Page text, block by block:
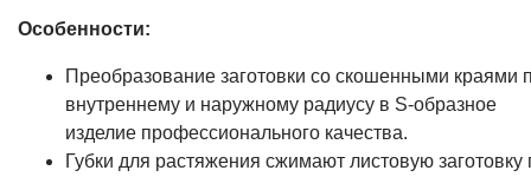
Особенности:
Преобразование заготовки со скошенными краями
внутреннему и наружному радиусу в S-образное
изделие профессионального качества.
Губки для растяжения сжимают листовую заготовку